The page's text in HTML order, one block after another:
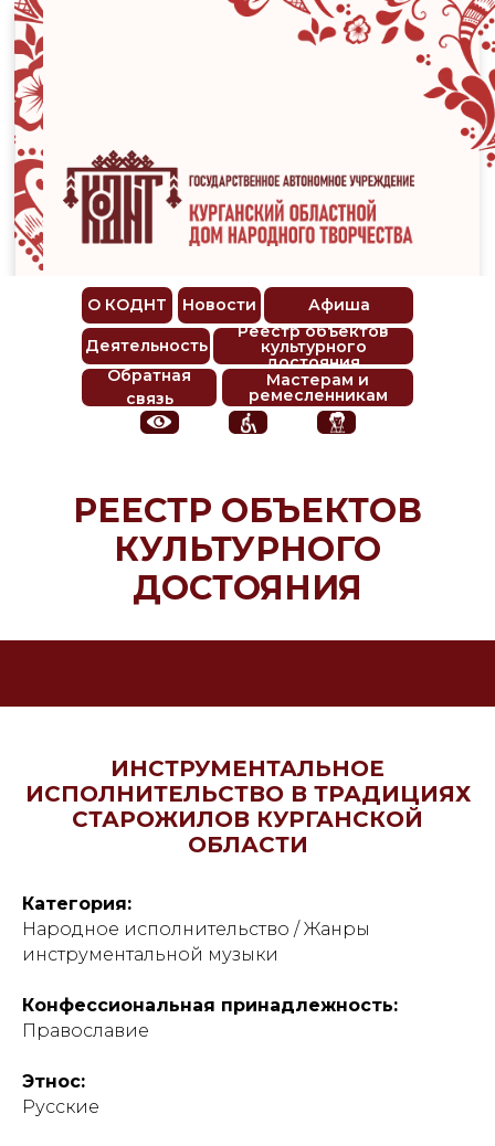
О КОДНТ Новости
Деятельность
Афиша
Обратная
связь
Реестр объектов
культурного
достояния
Мастерам и
ремесленникам
РЕЕСТР ОБЪЕКТОВ
КУЛЬТУРНОГО
ДОСТОЯНИЯ
ИНСТРУМЕНТАЛЬНОЕ
ИСПОЛНИТЕЛЬСТВО В ТРАДИЦИЯХ
СТАРОЖИЛОВ КУРГАНСКОЙ
ОБЛАСТИ
Категория:
Народное исполнительство / Жанры
инструментальной музыки
Конфессиональная принадлежность:
Православие
Этнос:
Русские